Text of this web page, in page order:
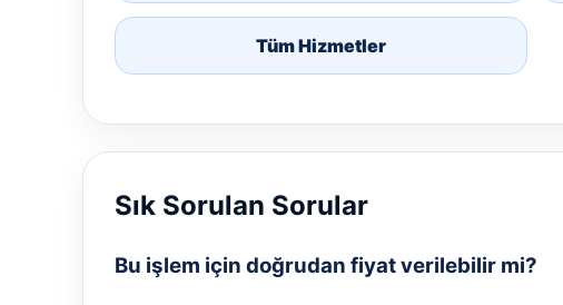
Tüm Hizmetler
Sık Sorulan Sorular
Bu işlem için doğrudan fiyat verilebilir mi?